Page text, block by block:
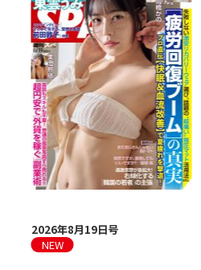
2026年8月19日号